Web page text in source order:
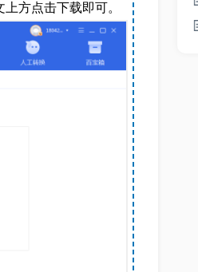
方点击下载即可。